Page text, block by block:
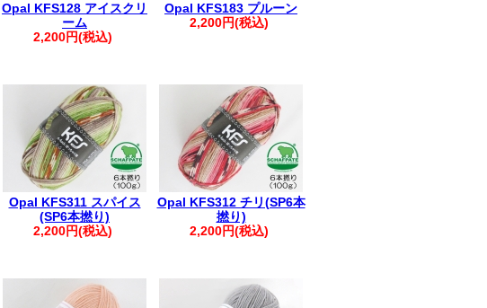
Opal KFS128 アイスクリ
ーム
2,200円(税込)
Opal KFS183 プルーン
2,200円(税込)
Opal KFS311 スパイス
(SP6本撚り)
2,200円(税込)
Opal KFS312 チリ(SP6本
撚り)
2,200円(税込)